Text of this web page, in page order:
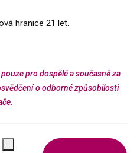
hranice 21 let.
pro dospělé a současně za
o odborné způsobilosti
-